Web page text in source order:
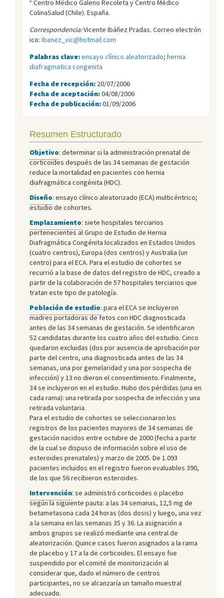
Centro Médico Galeno Recoleta y Centro Médico
ColinaSalud (Chile). España.
Correspondencia:Vicente Ibáñez Pradas. Correo electrón
ico: ibanez_vic@hotmail.com
Palabras clave:ensayo clínico aleatorizado; hernia
diafragmatica congenita
Fecha de recepción: 20/07/2006
Fecha de aceptación:04/08/2006
Fecha de publicación:01/09/2006
Resumen Estructurado
Objetivo: determinar si la administración prenatal de
corticoides después de las 34 semanas de gestación
reduce la mortalidad en pacientes con hernia
diafragmática congénita (HDC).
Diseño: ensayo clínico aleatorizado (ECA) multicéntrico;
estudio de cohortes.
Emplazamiento: siete hospitales terciarios
pertenecientes al Grupo de Estudio de Hernia
Diafragmática Congénita localizados en Estados Unidos
(cuatro centros), Europa (dos centros) y Australia (un
centro) para el ECA. Para el estudio de cohortes se
recurrió a la base de datos del registro de HDC, creado a
partir de la colaboración de 57 hospitales terciarios que
tratan este tipo de patología.
Población de estudio: para el ECA se incluyeron
madres portadoras de fetos con HDC diagnosticada
antes de las 34 semanas de gestación. Se identificaron
52 candidatas durante los cuatro años del estudio. Cinco
quedaron excluidas (dos por ausencia de aprobación por
parte del centro, una diagnosticada antes de las 34
semanas, una por gemelaridad y una por sospecha de
infección) y 13 no dieron el consentimiento. Finalmente,
34 se incluyeron en el estudio. Hubo dos pérdidas (una en
cada rama): una retirada por sospecha de infección y una
retirada voluntaria.
Para el estudio de cohortes se seleccionaron los
registros de los pacientes mayores de 34 semanas de
gestación nacidos entre octubre de 2000 (fecha a partir
de la cual se dispuso de información sobre el uso de
esteroides prenatales) y marzo de 2005. De 1.093
pacientes incluidos en el registro fueron evaluables 390,
de los que 56 recibieron esteroides.
Intervención: se administró corticoides o placebo
según la siguiente pauta: a las 34 semanas, 12,5 mg de
betametasona cada 24 horas (dos dosis) y luego, una vez
a la semana en las semanas 35 y 36. La asignación a
ambos grupos se realizó mediante una central de
aleatorización. Quince casos fueron asignados a la rama
de placebo y 17 a la de corticoides. El ensayo fue
suspendido por el comité de monitorización al
considerar que, dado el número de centros
participantes, no se alcanzaría un tamaño muestral
adecuado.